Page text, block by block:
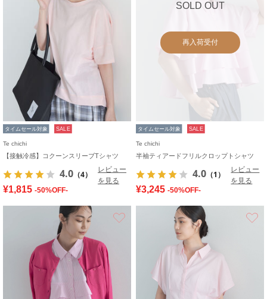
タイムセール対象 SALE
Te chichi
【接触冷感】コクーンスリーブTシャツ
4.0 （4）
レビュー
を見る
¥1,815 -50%OFF-
SOLD OUT
再入荷受付
タイムセール対象 SALE
Te chichi
半袖ティアードフリルクロップトシャツ
4.0 （1）
レビュー
を見る
¥3,245 -50%OFF-